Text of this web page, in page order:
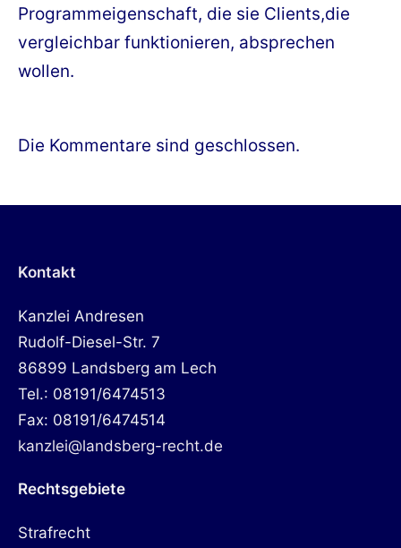
Programmeigenschaft, die sie Clients,die
vergleichbar funktionieren, absprechen
wollen.
Die Kommentare sind geschlossen.
Kontakt
Kanzlei Andresen
Rudolf-Diesel-Str. 7
86899 Landsberg am Lech
Tel.: 08191/6474513
Fax: 08191/6474514
kanzlei@landsberg-recht.de
Rechtsgebiete
Strafrecht